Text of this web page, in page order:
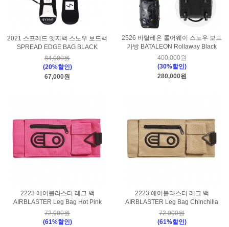
2021 스프레드 엣지백 스노우 보드백
SPREAD EDGE BAG BLACK
84,000원
(20%할인)
67,000원
2526 바탈레온 롤어웨이 스노우 보드
가방 BATALEON Rollaway Black
400,000원
(30%할인)
280,000원
2223 에어블라스터 레그 백
AIRBLASTER Leg Bag Hot Pink
72,000원
(61%할인)
2223 에어블라스터 레그 백
AIRBLASTER Leg Bag Chinchilla
72,000원
(61%할인)